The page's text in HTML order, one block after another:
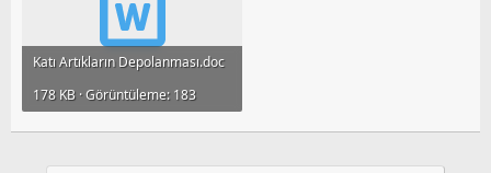
Katı Artıkların Depolanması.doc
178 KB · Görüntüleme: 183